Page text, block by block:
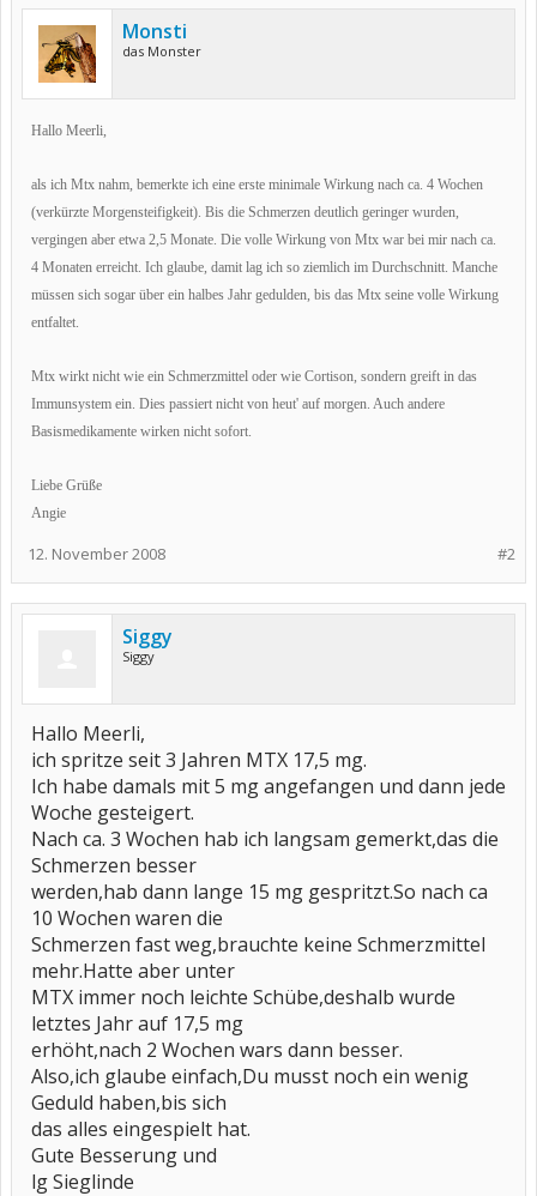
Monsti
das Monster
Hallo Meerli,
als ich Mtx nahm, bemerkte ich eine erste minimale Wirkung nach ca. 4 Wochen
(verkürzte Morgensteifigkeit). Bis die Schmerzen deutlich geringer wurden,
vergingen aber etwa 2,5 Monate. Die volle Wirkung von Mtx war bei mir nach ca.
4 Monaten erreicht. Ich glaube, damit lag ich so ziemlich im Durchschnitt. Manche
müssen sich sogar über ein halbes Jahr gedulden, bis das Mtx seine volle Wirkung
entfaltet.
Mtx wirkt nicht wie ein Schmerzmittel oder wie Cortison, sondern greift in das
Immunsystem ein. Dies passiert nicht von heut' auf morgen. Auch andere
Basismedikamente wirken nicht sofort.
Liebe Grüße
Angie
#2
12. November 2008
Siggy
Siggy
Hallo Meerli,
ich spritze seit 3 Jahren MTX 17,5 mg.
Ich habe damals mit 5 mg angefangen und dann jede
Woche gesteigert.
Nach ca. 3 Wochen hab ich langsam gemerkt,das die
Schmerzen besser
werden,hab dann lange 15 mg gespritzt.So nach ca
10 Wochen waren die
Schmerzen fast weg,brauchte keine Schmerzmittel
mehr.Hatte aber unter
MTX immer noch leichte Schübe,deshalb wurde
letztes Jahr auf 17,5 mg
erhöht,nach 2 Wochen wars dann besser.
Also,ich glaube einfach,Du musst noch ein wenig
Geduld haben,bis sich
das alles eingespielt hat.
Gute Besserung und
lg Sieglinde